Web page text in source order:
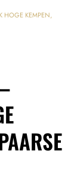
HOGE KEMPEN,